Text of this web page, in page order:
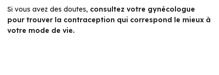
Si vous avez des doutes, consultez votre gynécologue
pour trouver la contraception qui correspond le mieux à
votre mode de vie.